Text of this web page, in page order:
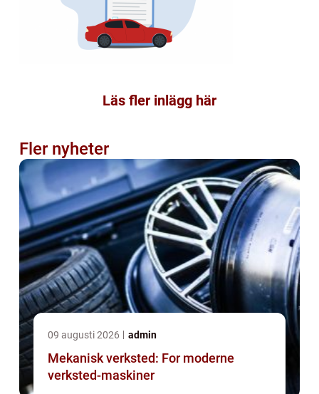
Läs fler inlägg här
Fler nyheter
09 augusti 2026 admin
Mekanisk verksted: For moderne
verksted-maskiner